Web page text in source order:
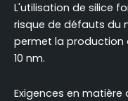
L'utilisation de silice
risque de défauts du
permet la production
10 nm.
Exigences en